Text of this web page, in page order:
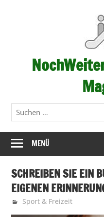
…
immer
–
Fortschritt
MENÜ
SCHREIBEN SIE EIN
EIGENEN
September 24, 2024
Nochweiter-Redaktion
Sport & Freizeit